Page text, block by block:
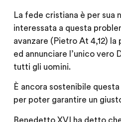
La fede cristiana è per sua
interessata a questa
avanzare (Pietro At 4,12)
ed annunciare l’unico vero
tutti gli uomini.
È ancora sostenibile
per poter garantire un
Benedetto XVI ha detto